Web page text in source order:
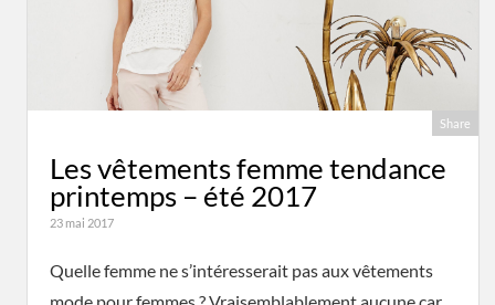
Share
Les vêtements femme tendance
printemps – été 2017
23 mai 2017
Quelle femme ne s’intéresserait pas aux vêtements